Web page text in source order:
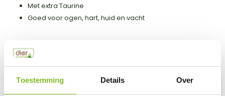
Toestemming Details Over
Met extra Taurine
Goed voor ogen, hart, huid en vacht
Productspecificaties
EAN 8711908157209